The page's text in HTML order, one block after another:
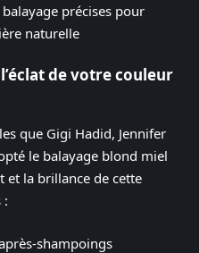
précises pour
naturelle
de votre couleur
que Gigi Hadid, Jennifer
le balayage blond miel
et la brillance de cette
:
shampoings